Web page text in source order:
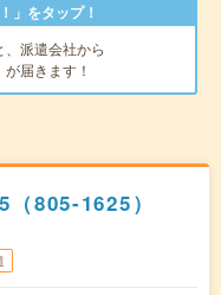
」をタップ！
、派遣会社から
が届きます！
805-1625）